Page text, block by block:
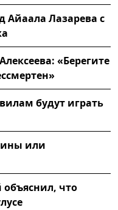
Айаала Лазарева с
«Берегите
будут играть
или
что